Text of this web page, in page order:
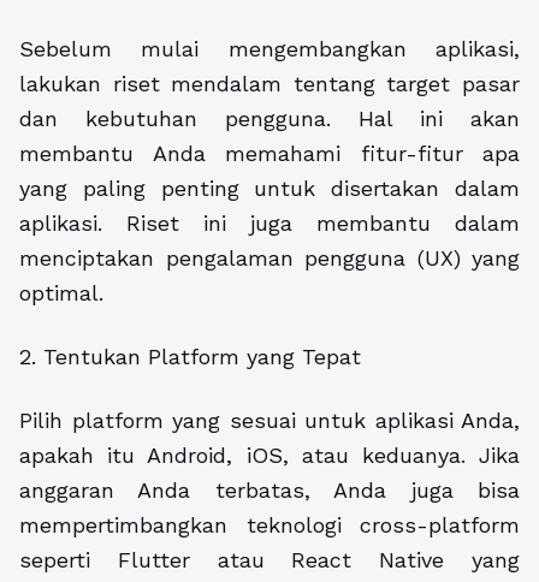
Sebelum mulai mengembangkan aplikasi,
lakukan riset mendalam tentang target pasar
dan kebutuhan pengguna. Hal ini akan
membantu Anda memahami fitur-fitur apa
yang paling penting untuk disertakan dalam
aplikasi. Riset ini juga membantu dalam
menciptakan pengalaman pengguna (UX) yang
optimal.
2. Tentukan Platform yang Tepat
Pilih platform yang sesuai untuk aplikasi Anda,
apakah itu Android, iOS, atau keduanya. Jika
anggaran Anda terbatas, Anda juga bisa
mempertimbangkan teknologi cross-platform
seperti Flutter atau React Native yang